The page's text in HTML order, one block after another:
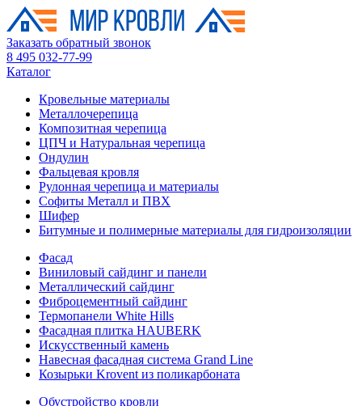
Заказать обратный звонок
8 495 032-77-99
Каталог
Кровельные материалы
Металлочерепица
Композитная черепица
ЦПЧ и Натуральная черепица
Ондулин
Фальцевая кровля
Рулонная черепица и материалы
Софиты Металл и ПВХ
Шифер
Битумные и полимерные материалы для гидроизоляции
Фасад
Виниловый сайдинг и панели
Металлический сайдинг
Фиброцементный сайдинг
Термопанели White Hills
Фасадная плитка HAUBERK
Искусственный камень
Навесная фасадная система Grand Line
Козырьки Krovent из поликарбоната
Обустройство кровли